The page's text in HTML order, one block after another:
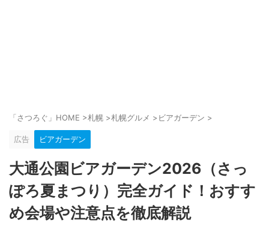
「さつろぐ」HOME >札幌 >札幌グルメ >ビアガーデン >
広告 ビアガーデン
大通公園ビアガーデン2026（さっ
ぽろ夏まつり）完全ガイド！おすす
め会場や注意点を徹底解説